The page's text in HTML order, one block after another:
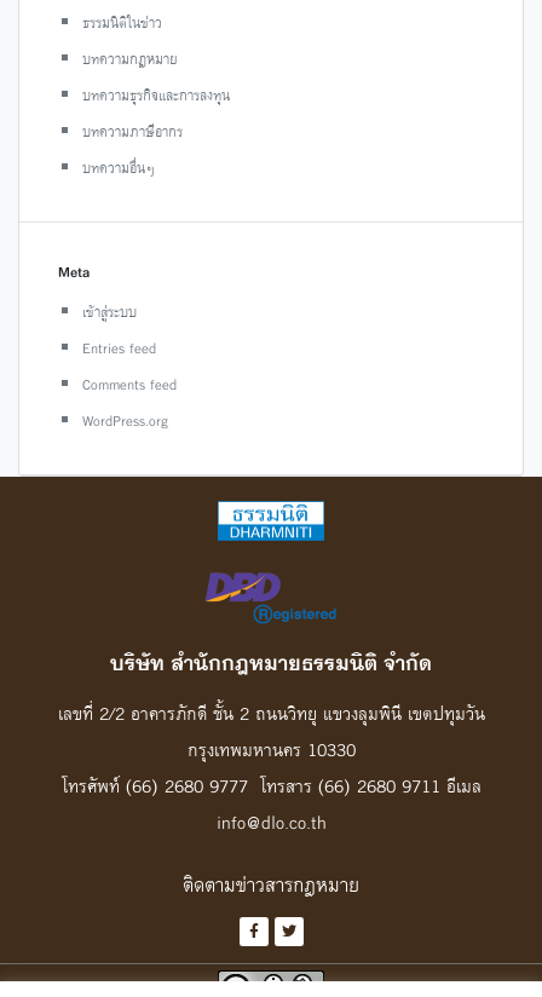
ธรรมนิติในข่าว
บทความกฎหมาย
บทความธุรกิจและการลงทุน
บทความภาษีอากร
บทความอื่นๆ
Meta
เข้าสู่ระบบ
Entries feed
Comments feed
WordPress.org
บริษัท สํานักกฎหมายธรรมนิติ จํากัด
เลขที่ 2/2 อาคารภักดี ชั้น 2 ถนนวิทยุ แขวงลุมพินี เขตปทุมวัน
กรุงเทพมหานคร 10330
โทรศัพท์ (66) 2680 9777 โทรสาร (66) 2680 9711 อีเมล
info@dlo.co.th
ติดตามข่าวสารกฎหมาย